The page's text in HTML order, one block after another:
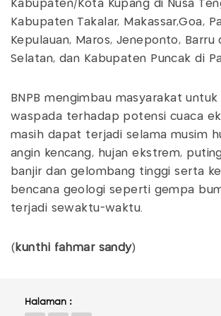
Kabupaten/Kota Kupang di Nusa
Kabupaten Takalar, Makassar,Goa,
Kepulauan, Maros, Jeneponto, Barru
Selatan, dan Kabupaten Puncak di
BNPB mengimbau masyarakat
waspada terhadap potensi cuaca
masih dapat terjadi selama musim
angin kencang, hujan ekstrem,
banjir dan gelombang tinggi serta
bencana geologi seperti gempa
terjadi sewaktu-waktu.
( kunthi fahmar sandy)
Halaman :